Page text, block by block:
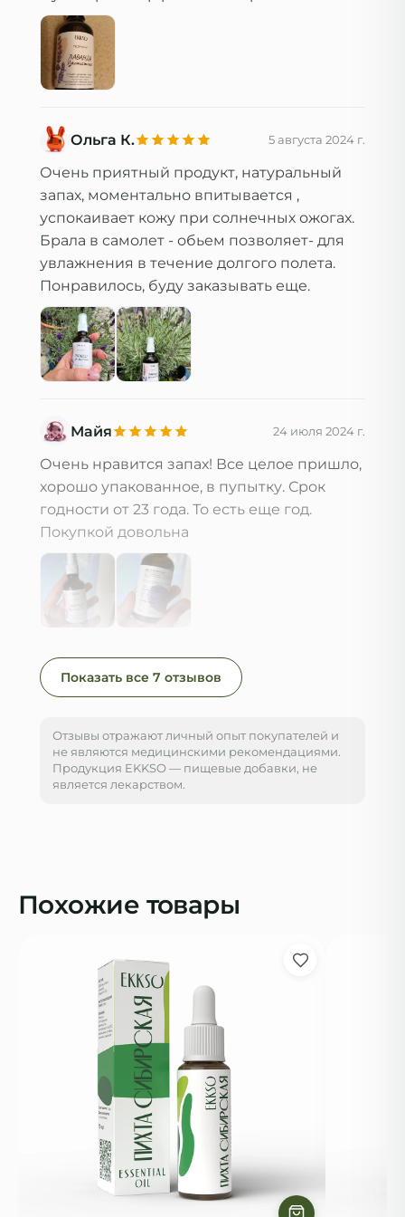
Ольга К. 5 августа 2024 г.
Очень приятный продукт, натуральный
запах, моментально впитывается ,
успокаивает кожу при солнечных ожогах.
Брала в самолет - обьем позволяет- для
увлажнения в течение долгого полета.
Понравилось, буду заказывать еще.
Майя 24 июля 2024 г.
Очень нравится запах! Все целое пришло,
хорошо упакованное, в пупытку. Срок
годности от 23 года. То есть еще год.
Покупкой довольна
Показать все 7 отзывов
Отзывы отражают личный опыт покупателей и
не являются медицинскими рекомендациями.
Продукция EKKSO — пищевые добавки, не
является лекарством.
Похожие товары